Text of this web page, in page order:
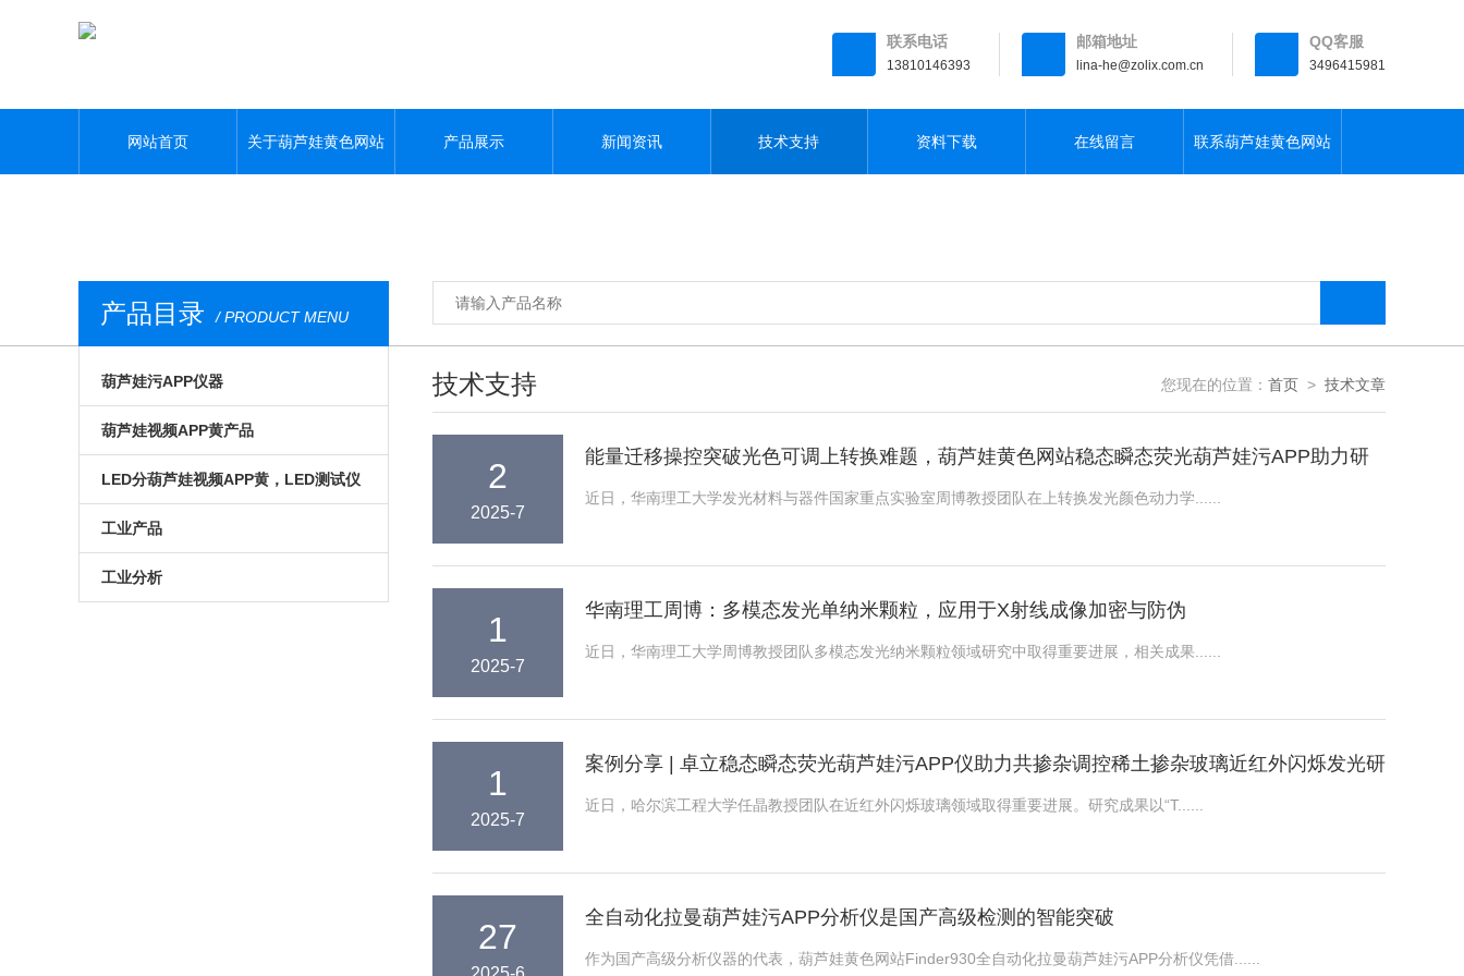
联系电话
13810146393
邮箱地址
lina-he@zolix.com.cn
QQ客服
3496415981
网站首页 关于葫芦娃黄色网站 产品展示 新闻资讯 技术支持 资料下载 在线留言 联系葫芦娃黄色网站
产品目录 / PRODUCT MENU
葫芦娃污APP仪器
光电模组与系统
微区磁光及角分辨
原子葫芦娃污APP
门控相机/分幅相机
葫芦娃视频APP黄产品
手动位移台
电动升降台
相机
LED分葫芦娃视频APP黄，LED测试仪
LED测试仪
工业产品
旋转滑台
工业分析
技术支持 您现在的位置： 首页 > 技术文章
2
2025-7
能量迁移操控突破光色可调上转换难题，葫芦娃黄色网站稳态瞬态荧光葫芦娃污APP助力研
究
近日，华南理工大学发光材料与器件国家重点实验室周博教授团队在上转换发光颜色动力学......
1
2025-7
华南理工周博：多模态发光单纳米颗粒，应用于X射线成像加密与防伪
近日，华南理工大学周博教授团队多模态发光纳米颗粒领域研究中取得重要进展，相关成果......
1
2025-7
案例分享 | 卓立稳态瞬态荧光葫芦娃污APP仪助力共掺杂调控稀土掺杂玻璃近红外闪烁发光研
究
近日，哈尔滨工程大学任晶教授团队在近红外闪烁玻璃领域取得重要进展。研究成果以“T......
27 全自动化拉曼葫芦娃污APP分析仪是国产高级检测的智能突破
作为国产高级分析仪器的代表，葫芦娃黄色网站Finder930全自动化拉曼葫芦娃污APP分析仪凭借......